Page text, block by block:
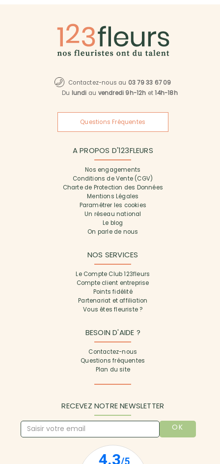
Contactez-nous au 03 79 33 67 09
Du lundi au vendredi 9h-12h et14h-18h
Questions Fréquentes
A PROPOS D'123FLEURS
Nos engagements
Conditions de Vente (CGV)
Charte de Protection des Données
Mentions Légales
Paramétrer les cookies
Un réseau national
Le blog
On parle de nous
NOS SERVICES
Le Compte Club 123fleurs
Compte client entreprise
Points fidélité
Partenariat et affiliation
Vous êtes fleuriste ?
BESOIN D'AIDE ?
Contactez-nous
Questions fréquentes
Plan du site
RECEVEZ NOTRE NEWSLETTER
OK